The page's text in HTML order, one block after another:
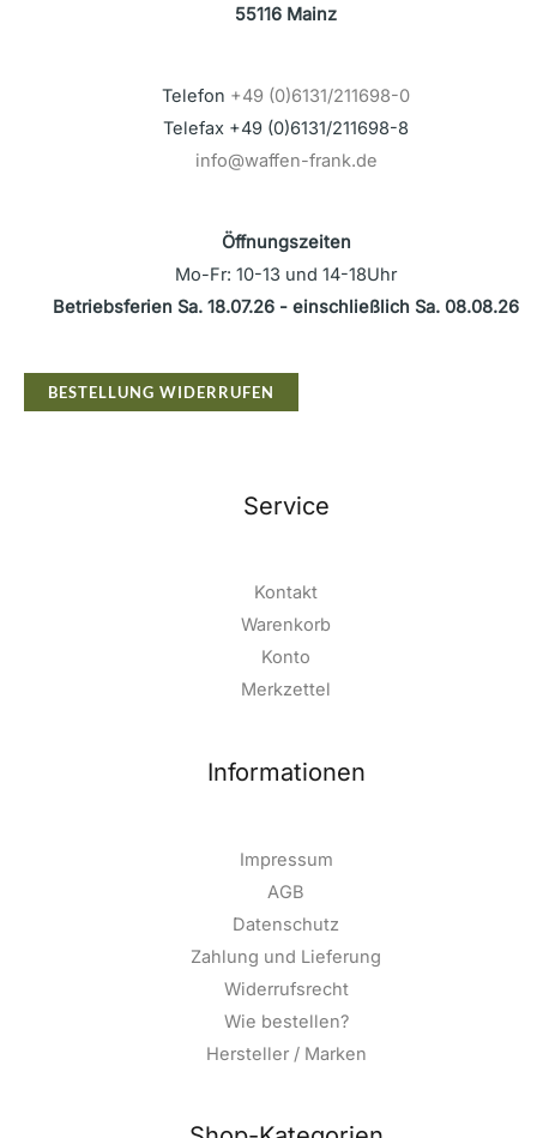
55116 Mainz
Telefon +49 (0)6131/211698-0
Telefax +49 (0)6131/211698-8
info@waffen-frank.de
Öffnungszeiten
Mo-Fr: 10-13 und 14-18Uhr
Betriebsferien Sa. 18.07.26 - einschließlich Sa. 08.08.26
BESTELLUNG WIDERRUFEN
Service
Kontakt
Warenkorb
Konto
Merkzettel
Informationen
Impressum
AGB
Datenschutz
Zahlung und Lieferung
Widerrufsrecht
Wie bestellen?
Hersteller / Marken